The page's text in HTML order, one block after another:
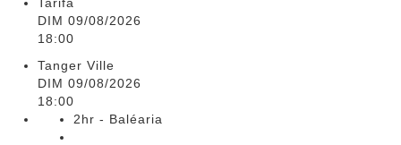
DIM 09/08/2026
18:00
Tanger Ville
DIM 09/08/2026
18:00
2hr - Baléaria